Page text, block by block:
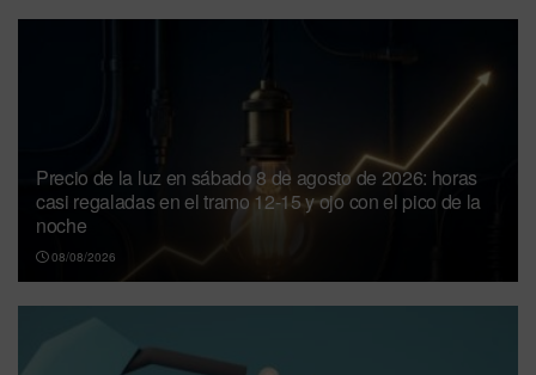
Precio de la luz en sábado 8 de agosto de 2026: horas
casi regaladas en el tramo 12-15 y ojo con el pico de la
noche
08/08/2026